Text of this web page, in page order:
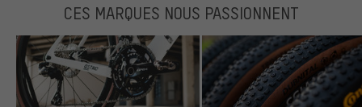
CES MARQUES NOUS PASSIONNENT